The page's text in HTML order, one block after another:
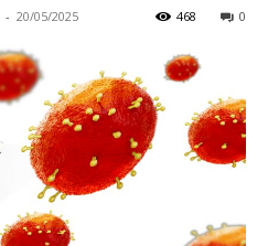
- 20/05/2025 0
468